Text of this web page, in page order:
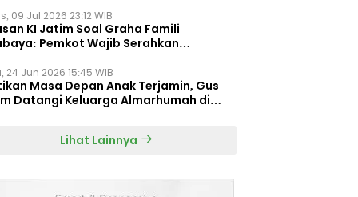
09 Jul 2026 23:12 WIB
KI Jatim Soal Graha Famili
Pemkot Wajib Serahkan
24 Jun 2026 15:45 WIB
Masa Depan Anak Terjamin, Gus
Datangi Keluarga Almarhumah di
Lihat Lainnya